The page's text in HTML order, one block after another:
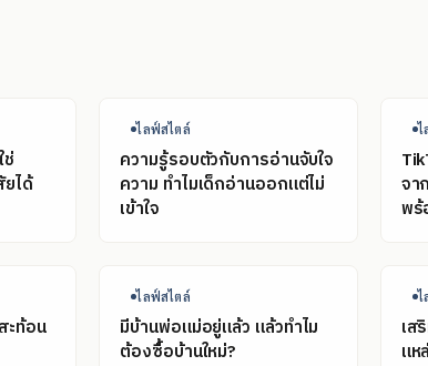
ได้
ไลฟ์สไตล์
ความรู้รอบตัวกับการอ่านจับใจ
ความ ทำไมเด็กอ่านออกแต่ไม่
เข้าใจ
ไ
จา
พร้
ะท้อน
ไลฟ์สไตล์
มีบ้านพ่อแม่อยู่แล้ว แล้วทำไม
ต้องซื้อบ้านใหม่?
ไ
เส
แห